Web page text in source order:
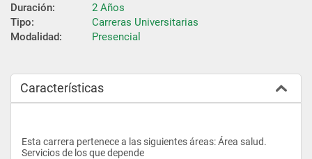
Duración:
2 Años
Tipo:
Carreras Universitarias
Modalidad:
Presencial
Características
Esta carrera pertenece a las siguientes áreas: Área salud.
Servicios de los que depende